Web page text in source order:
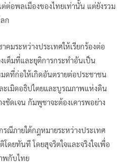
ต่อพลเมืองของไทยเท่านั้น แต่ยังรวม
ก
คมระหว่างประเทศให้เรียกร้องต่อ
ต็มที่และยุติการกระทำอันเป็น
ดที่ก่อให้เกิดอันตรายต่อประชาชน
ะเมิดอธิปไตยและบูรณภาพแห่งดิน
ชัดเจน กัมพูชาจะต้องเคารพอย่าง
ณีภายใต้กฎหมายระหว่างประเทศ
ดยทันที โดยสุจริตใจและจริงใจเพื่อ
พกับไทย